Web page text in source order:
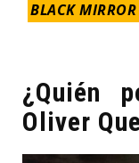
BLACK
¿Quién
Oliver